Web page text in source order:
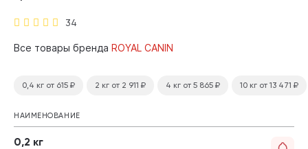
34
Все товары бренда ROYAL CANIN
0,4 кг от 615 ₽ 2 кг от 2 911 ₽ 4 кг от 5 865 ₽ 10 кг от 13 471 ₽
НАИМЕНОВАНИЕ
0,2 кг